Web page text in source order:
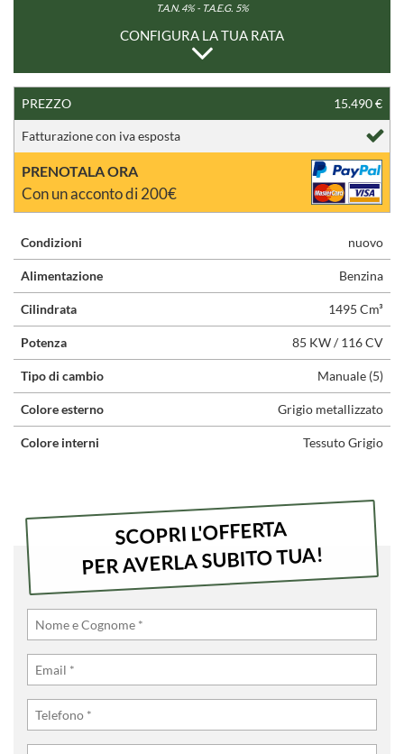
T.A.N. 4% - T.A.E.G. 5%
CONFIGURA LA TUA RATA
PREZZO 15.490 €
Fatturazione con iva esposta
PRENOTALA ORA
Con un acconto di 200€
Condizioni nuovo
Alimentazione Benzina
Cilindrata 1495 Cm³
Potenza 85 KW / 116 CV
Tipo di cambio Manuale (5)
Colore esterno Grigio metallizzato
Colore interni Tessuto Grigio
SCOPRI L'OFFERTA
PER AVERLA SUBITO TUA!